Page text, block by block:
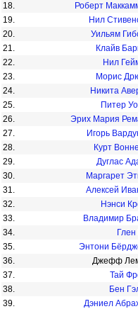
18.
Роберт
19.
Нил
20.
Уильям
21.
Клайв
22.
Нил
23.
Морис
24.
Никита
25.
Питер
26.
Эрих Мария
27.
Игорь
28.
Курт
29.
Дуглас
30.
Маргарет
31.
Алексей
32.
Нэнси
33.
Владимир
34.
Глен
35.
Энтони
36.
Джефф
37.
Тай
38.
Бен
39.
Дэниел